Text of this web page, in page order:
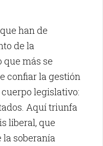
han de
de la
que más se
confiar la gestión
legislativo:
Aquí triunfa
liberal, que
soberanía